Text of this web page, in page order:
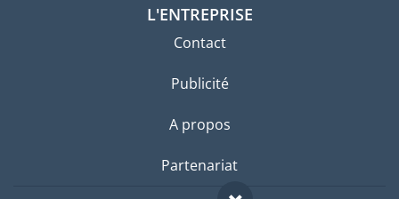
L'ENTREPRISE
Contact
Publicité
A propos
Partenariat